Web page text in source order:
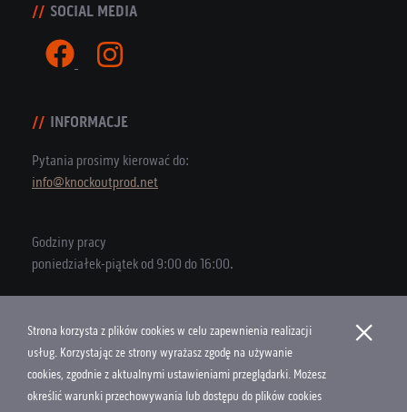
SOCIAL MEDIA
INFORMACJE
Pytania prosimy kierować do:
info@knockoutprod.net
Godziny pracy
poniedziałek-piątek od 9:00 do 16:00.
Copyright © 2026 Knock Out Productions
Polityka Cookies
Projekt i wykonanie
Strona korzysta z plików cookies w celu zapewnienia realizacji
usług. Korzystając ze strony wyrażasz zgodę na używanie
cookies, zgodnie z aktualnymi ustawieniami przeglądarki. Możesz
określić warunki przechowywania lub dostępu do plików cookies
×